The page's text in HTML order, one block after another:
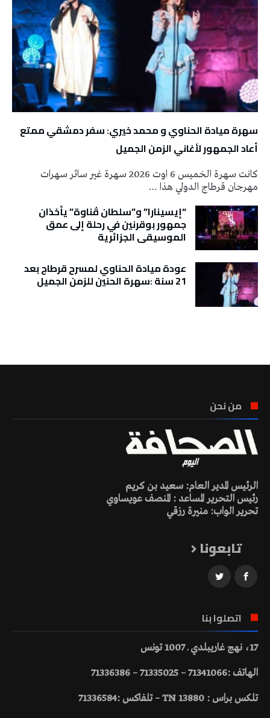
سهرة ميادة الحناوي و محمد خيري: سفر دمشقي ممتع
أعاد الجمهور لأغاني الزمن الجميل
كانت سهرة الخميس 6 اوت 2026 سهرة غير سائر سهرات
مهرجان قرطاج الدولي هذا …
“إيسينارا” و”سلطان ڤناوة” يأخذان
جمهور بوقرنين في رحلة إلى عمق
الموسيقى الجزائرية
عودة ميادة الحناوي لمسرح قرطاج بعد
21 سنة :سهرة الحنين للزمن الجميل
من نحن
الرئيس المدير العام: سعيد بن كريم
رئيس التحرير المساعد : المنصف عويساوي
تحرير الواب: منيرة رزقي
تابعونا
اتصلوا بنا
17، نهج غاريبلدي ـ 1007 تونس
الهاتف :71341066 – 71335025 – 71336386
تلكس براس : 13880 TN – تلفاكس :71336584